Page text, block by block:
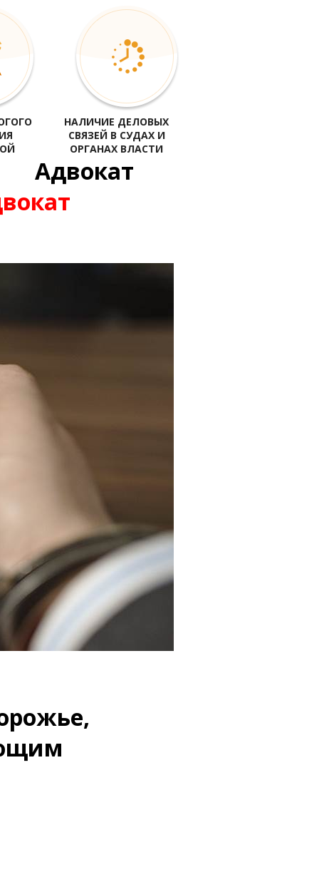
НАЛИЧИЕ ДЕЛОВЫХ
СВЯЗЕЙ В СУДАХ И
ОРГАНАХ ВЛАСТИ
Адвокат